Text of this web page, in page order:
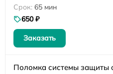
65 мин
650 ₽
Заказать
Поломка системы защиты